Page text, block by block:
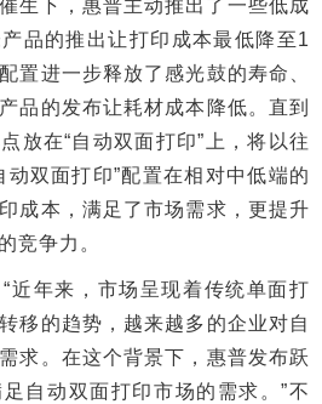
下，惠普主动推出了一些低成
品的推出让打印成本最低降至1
置进一步释放了感光鼓的寿命、
品的发布让耗材成本降低。直到
放在“自动双面打印”上，将以往
动双面打印”配置在相对中低端的
成本，满足了市场需求，更提升
竞争力。
年来，市场呈现着传统单面打
移的趋势，越来越多的企业对自
求。在这个背景下，惠普发布跃
自动双面打印市场的需求。”不